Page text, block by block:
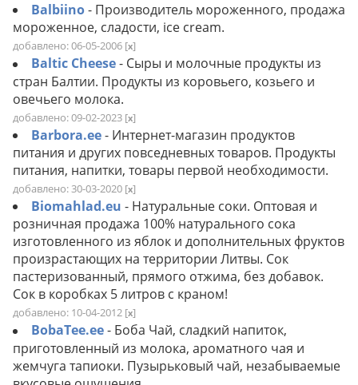
Balbiino- Производитель мороженного, продажа
мороженное, сладости, ice cream.
добавлено: 06-05-2006 [x]
Baltic Cheese- Сыры и молочные продукты из
стран Балтии. Продукты из коровьего, козьего и
овечьего молока.
добавлено: 09-02-2023 [x]
Barbora.ee- Интернет-магазин продуктов
питания и других повседневных товаров. Продукты
питания, напитки, товары первой необходимости.
добавлено: 30-03-2020 [x]
Biomahlad.eu - Натуральные соки. Оптовая и
розничная продажа 100% натурального сока
изготовленного из яблок и дополнительных фруктов
произрастающих на территории Литвы. Сок
пастеризованный, прямого отжима, без добавок.
Сок в коробках 5 литров с краном!
добавлено: 10-04-2012 [x]
BobaTee.ee- Боба Чай, сладкий напиток,
приготовленный из молока, ароматного чая и
жемчуга тапиоки. Пузырьковый чай, незабываемые